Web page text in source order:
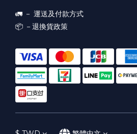
🚛 － 運送及付款方式
📦 － 退換貨政策